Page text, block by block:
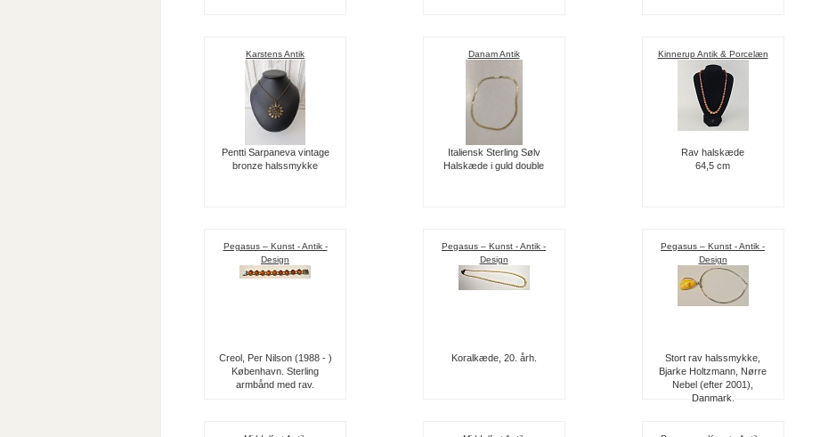
Karstens Antik
Pentti Sarpaneva vintage
bronze halssmykke
Danam Antik
Italiensk Sterling Sølv
Halskæde i guld double
Kinnerup Antik & Porcelæn
Rav halskæde
64,5 cm
Pegasus – Kunst - Antik -
Design
Creol, Per Nilson (1988 - )
København. Sterling
armbånd med rav.
Pegasus – Kunst - Antik -
Design
Koralkæde, 20. årh.
Pegasus – Kunst - Antik -
Design
Stort rav halssmykke,
Bjarke Holtzmann, Nørre
Nebel (efter 2001),
Danmark.